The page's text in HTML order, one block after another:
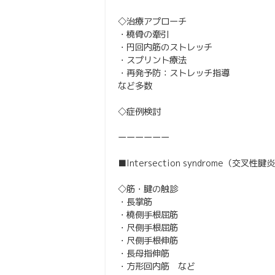
◇治療アプローチ
・橈骨の牽引
・円回内筋のストレッチ
・スプリント療法
・再発予防：ストレッチ指導
など多数
◇症例検討
ーーーーーー
■Intersection syndrome（交叉性腱
◇筋・腱の触診
・長掌筋
・橈側手根屈筋
・尺側手根屈筋
・尺側手根伸筋
・長母指伸筋
・方形回内筋 など